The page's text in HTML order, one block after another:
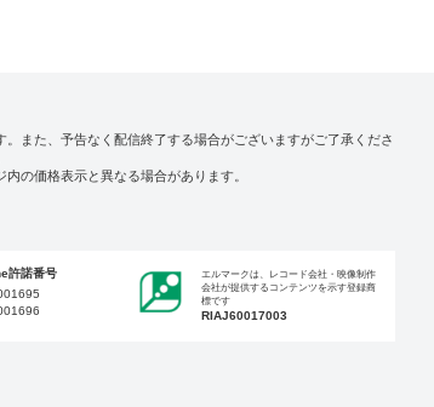
また、予告なく配信終了する場合がございますがご了承くださ
の価格表示と異なる場合があります。
許諾番号
エルマークは、レコード会社・映像制作
会社が提供するコンテンツを示す登録商
標です
RIAJ60017003